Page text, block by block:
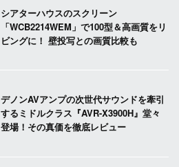
シアターハウスのスクリーン
「WCB2214WEM」で100型＆高画質をリ
ビングに！ 壁投写との画質比較も
デノンAVアンプの次世代サウンドを牽引
するミドルクラス『AVR-X3900H』堂々
登場！その真価を徹底レビュー